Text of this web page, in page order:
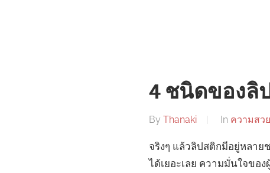
4 ชนิดของลิ
By Thanaki In ความสว
จริงๆ แล้วลิปสติกมีอยู่หลาย
ได้เยอะเลย ความมั่นใจขอ